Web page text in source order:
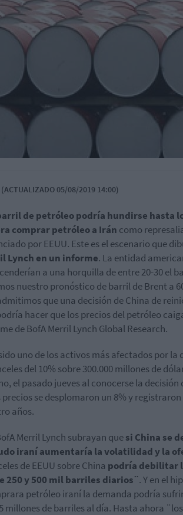
05/08/2019 14:00)
de petróleo podría hundirse hasta
comprar petróleo a Irán como
por EEUU. Este es el escenario que
Lynch en un informe. La entidad
a una horquilla de entre 20-30 el
nuestro pronóstico de barril de Brent a
que una decisión de China de
hacer que los precios del petróleo
de BofA Merril Lynch Global Research.
uno de los activos más afectados por la
del 10% sobre 300.000 millones de
el pasado jueves al conocerse la
se desplomaron un 8% y
años.
Merril Lynch subrayan quesi China se
iraní aumentaría la volatilidad y la
de EEUU sobre China podría debilitar
250 y 500 mil barriles diarios¨. Y en el
petróleo iraní la demanda podría
millones de barriles al día. Hasta ahora